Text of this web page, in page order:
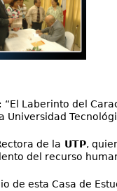
Laberinto del
de la UTP,
del recurso
de esta Casa de